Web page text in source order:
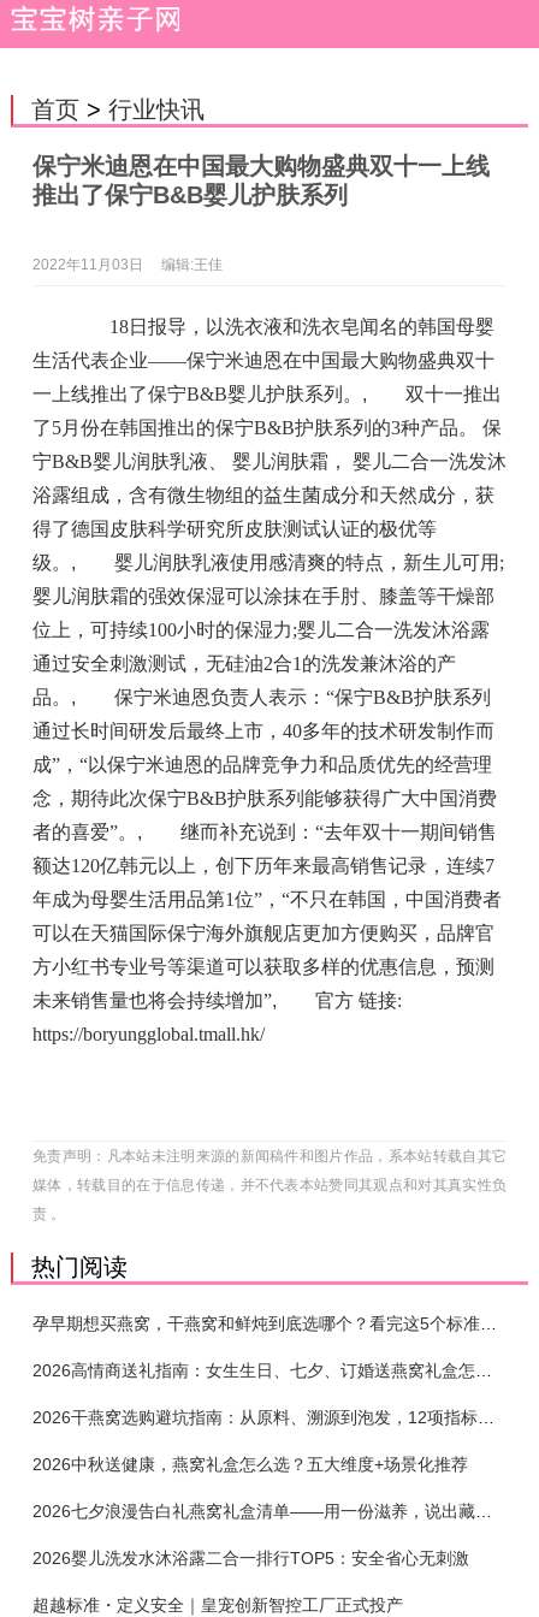
首页> 行业快讯
保宁米迪恩在中国最大购物盛典双十一上线
推出了保宁B&B婴儿护肤系列
2022年11月03日 编辑:王佳
18日报导，以洗衣液和洗衣皂闻名的韩国母婴
生活代表企业——保宁米迪恩在中国最大购物盛典双十
一上线推出了保宁B&B婴儿护肤系列。 , 双十一推出
了5月份在韩国推出的保宁B&B护肤系列的3种产品。 保
宁B&B婴儿润肤乳液、 婴儿润肤霜， 婴儿二合一洗发沐
浴露组成，含有微生物组的益生菌成分和天然成分，获
得了德国皮肤科学研究所皮肤测试认证的极优等
级。 , 婴儿润肤乳液使用感清爽的特点，新生儿可用;
婴儿润肤霜的强效保湿可以涂抹在手肘、膝盖等干燥部
位上，可持续100小时的保湿力;婴儿二合一洗发沐浴露
通过安全刺激测试，无硅油2合1的洗发兼沐浴的产
品。 , 保宁米迪恩负责人表示：“保宁B&B护肤系列
通过长时间研发后最终上市，40多年的技术研发制作而
成”，“以保宁米迪恩的品牌竞争力和品质优先的经营理
念，期待此次保宁B&B护肤系列能够获得广大中国消费
者的喜爱”。 , 继而补充说到：“去年双十一期间销售
额达120亿韩元以上，创下历年来最高销售记录，连续7
年成为母婴生活用品第1位”，“不只在韩国，中国消费者
可以在天猫国际保宁海外旗舰店更加方便购买，品牌官
方小红书专业号等渠道可以获取多样的优惠信息，预测
未来销售量也将会持续增加”, 官方 链接:
https://boryungglobal.tmall.hk/
免责声明：凡本站未注明来源的新闻稿件和图片作品，系本站转载自其它
媒体，转载目的在于信息传递，并不代表本站赞同其观点和对其真实性负
责 。
热门阅读
孕早期想买燕窝，干燕窝和鲜炖到底选哪个？看完这5个标准再下单
2026干燕窝选购避坑指南：从原料、溯源到泡发，12项指标判断靠谱燕窝
2026中秋送健康，燕窝礼盒怎么选？五大维度+场景化推荐
2026七夕浪漫告白礼燕窝礼盒清单——用一份滋养，说出藏在心底的爱
2026婴儿洗发水沐浴露二合一排行TOP5：安全省心无刺激
超越标准・定义安全｜皇宠创新智控工厂正式投产